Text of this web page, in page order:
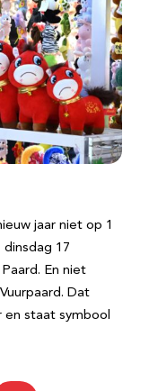
jaar niet op 1
dinsdag 17
En niet
Dat
en staat symbool